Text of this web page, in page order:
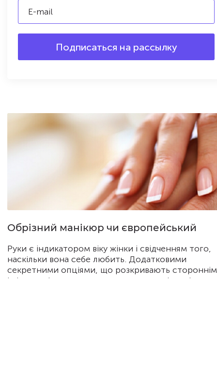
Обрізний манікюр чи європейський
Руки є індикатором віку жінки і свідченням того,
наскільки вона себе любить. Додатковими
секретними опціями, що розкривають стороннім
інформацію про власника, стануть шкідливі